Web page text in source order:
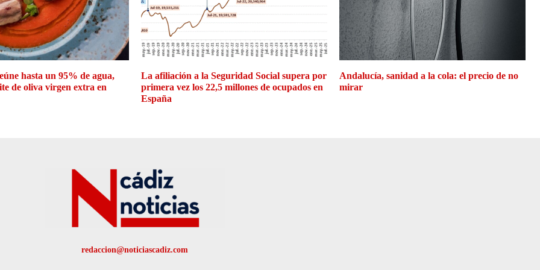
hasta un 95% de agua,
de oliva virgen extra en
La afiliación a la Seguridad Social supera por
primera vez los 22,5 millones de ocupados en
España
Andalucía, sanidad a la cola: el precio de no
mirar
redaccion@noticiascadiz.com